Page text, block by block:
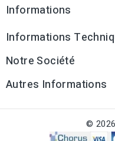
Informations
Informations
Notre Société
Autres Informations
©